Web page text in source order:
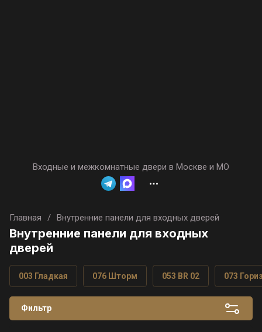
Входные и межкомнатные двери в Москве и МО
Главная / Внутренние панели для входных дверей
Внутренние панели для входных
дверей
003 Гладкая 076 Шторм 053 BR 02 073
Фильтр